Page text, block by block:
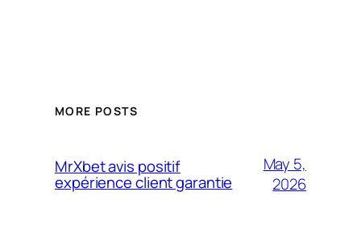
MORE POSTS
MrXbet avis positif
expérience client garantie
May 5,
2026